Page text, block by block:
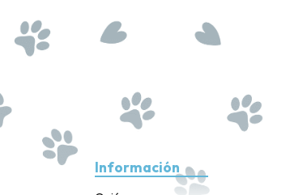
Información